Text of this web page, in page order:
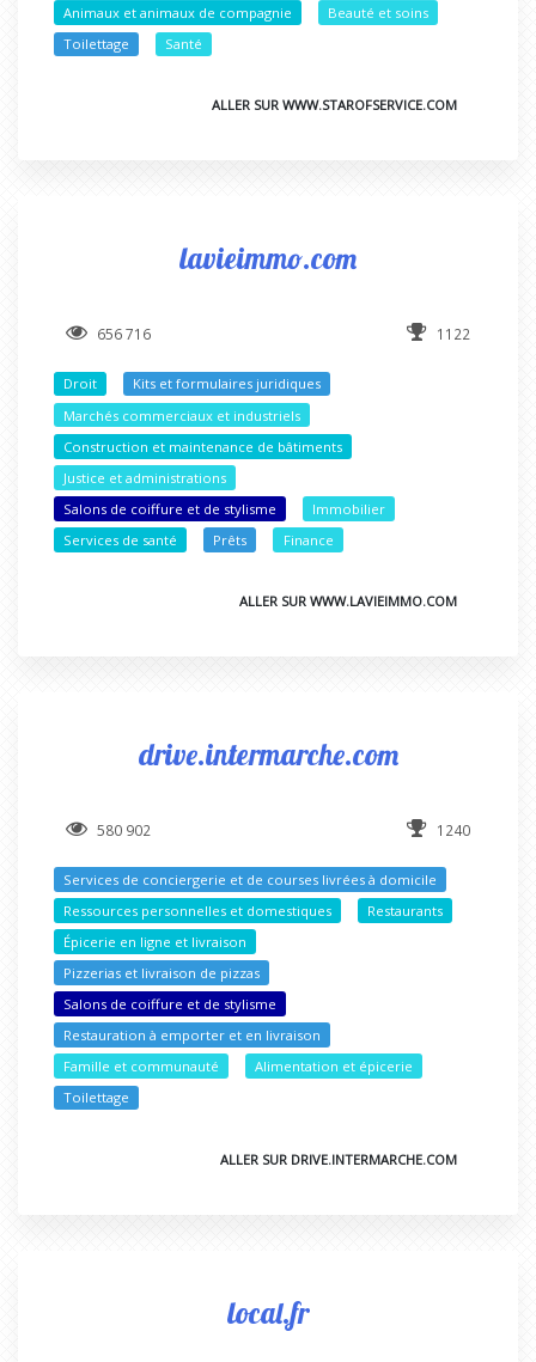
Animaux et animaux de compagnie
Beauté et soins
Toilettage
Santé
ALLER SUR WWW.STAROFSERVICE.COM
lavieimmo.com
656 716 1122
Droit
Kits et formulaires juridiques
Marchés commerciaux et industriels
Construction et maintenance de bâtiments
Justice et administrations
Salons de coiffure et de stylisme
Immobilier
Services de santé
Prêts Finance
ALLER SUR WWW.LAVIEIMMO.COM
drive.intermarche.com
580 902 1240
Services de conciergerie et de courses livrées à domicile
Ressources personnelles et domestiques
Restaurants
Épicerie en ligne et livraison
Pizzerias et livraison de pizzas
Salons de coiffure et de stylisme
Restauration à emporter et en livraison
Famille et communauté
Alimentation et épicerie
Toilettage
ALLER SUR DRIVE.INTERMARCHE.COM
local.fr